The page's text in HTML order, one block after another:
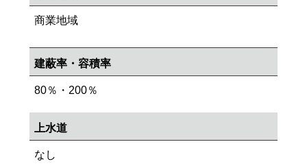
商業地域
建蔽率・容積率
80％・200％
上水道
なし